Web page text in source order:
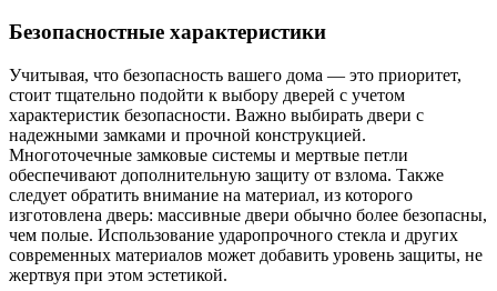
Безопасностные характеристики
Учитывая, что безопасность вашего дома — это приоритет,
стоит тщательно подойти к выбору дверей с учетом
характеристик безопасности. Важно выбирать двери с
надежными замками и прочной конструкцией.
Многоточечные замковые системы и мертвые петли
обеспечивают дополнительную защиту от взлома. Также
следует обратить внимание на материал, из которого
изготовлена дверь: массивные двери обычно более безопасны,
чем полые. Использование ударопрочного стекла и других
современных материалов может добавить уровень защиты, не
жертвуя при этом эстетикой.